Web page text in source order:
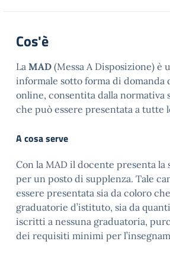
Cos'è
La MAD (Messa A Disposizione) è
informale sotto forma di domanda
online, consentita dalla normativa
che può essere presentata a tutte
A cosa serve
Con la MAD il docente presenta la
per un posto di supplenza. Tale
essere presentata sia da coloro
graduatorie d’istituto, sia da
iscritti a nessuna graduatoria,
dei requisiti minimi per